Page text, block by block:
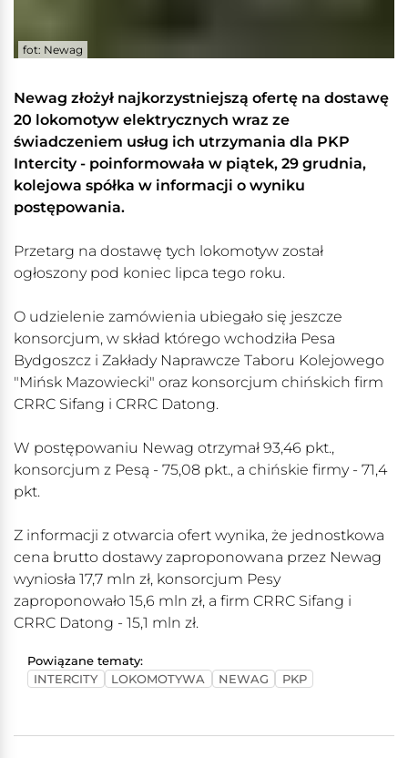
fot: Newag
Newag złożył najkorzystniejszą ofertę na dostawę
20 lokomotyw elektrycznych wraz ze
świadczeniem usług ich utrzymania dla PKP
Intercity - poinformowała w piątek, 29 grudnia,
kolejowa spółka w informacji o wyniku
postępowania.
Przetarg na dostawę tych lokomotyw został
ogłoszony pod koniec lipca tego roku.
O udzielenie zamówienia ubiegało się jeszcze
konsorcjum, w skład którego wchodziła Pesa
Bydgoszcz i Zakłady Naprawcze Taboru Kolejowego
"Mińsk Mazowiecki" oraz konsorcjum chińskich firm
CRRC Sifang i CRRC Datong.
W postępowaniu Newag otrzymał 93,46 pkt.,
konsorcjum z Pesą - 75,08 pkt., a chińskie firmy - 71,4
pkt.
Z informacji z otwarcia ofert wynika, że jednostkowa
cena brutto dostawy zaproponowana przez Newag
wyniosła 17,7 mln zł, konsorcjum Pesy
zaproponowało 15,6 mln zł, a firm CRRC Sifang i
CRRC Datong - 15,1 mln zł.
Powiązane tematy:
INTERCITY
LOKOMOTYWA NEWAG PKP